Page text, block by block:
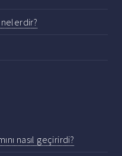
nasıl geçirirdi?